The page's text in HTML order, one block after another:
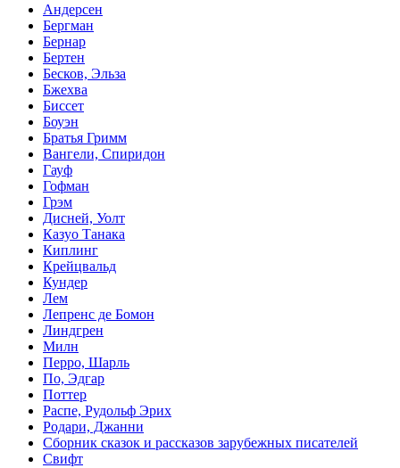
Андерсен
Бергман
Бернар
Бертен
Бесков, Эльза
Бжехва
Биссет
Боуэн
Братья Гримм
Вангели, Спиридон
Гауф
Гофман
Грэм
Дисней, Уолт
Казуо Танака
Киплинг
Крейцвальд
Кундер
Лем
Лепренс де Бомон
Линдгрен
Милн
Перро, Шарль
По, Эдгар
Поттер
Распе, Рудольф Эрих
Родари, Джанни
Сборник сказок и рассказов зарубежных писателей
Свифт